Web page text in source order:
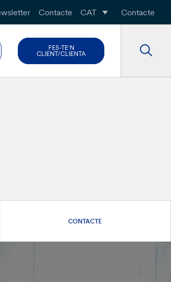
Contacte CAT Contacte
FES-TE'N
CLIENT/CLIENTA
CONTACTE